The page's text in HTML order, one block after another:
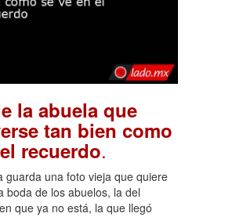
la abuela que
tan bien como
recuerdo.
guarda una foto vieja que quiere
boda de los abuelos, la del
que ya no está, la que llegó